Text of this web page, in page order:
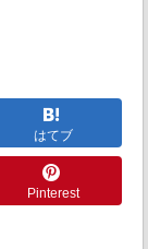
はてブ
Pinterest